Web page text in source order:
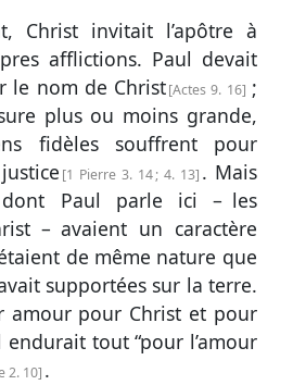
Christ invitait l’apôtre à
afflictions. Paul devait
le nom de Christ Actes 9. 16 ;
plus ou moins grande,
fidèles souffrent pour
1 Pierre 3. 14; 4. 13 . Mais
dont Paul parle ici – les
– avaient un caractère
de même nature que
supportées sur la terre.
amour pour Christ et pour
endurait tout “pour l’amour
2. 10 .